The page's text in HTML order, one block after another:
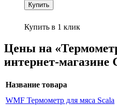
Купить
Купить в 1 клик
Цены на
интернет-магазине
Название товара
WMF Термометр для мяса Scala